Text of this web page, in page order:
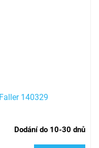
140329
Dodání do 10-30 dnů